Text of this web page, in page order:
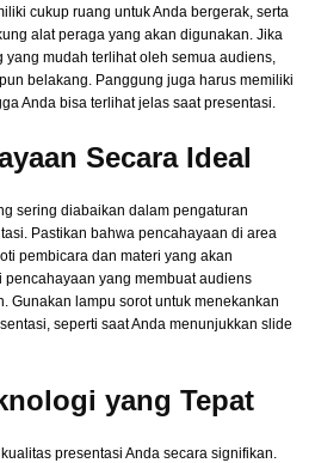
cukup ruang untuk Anda bergerak, serta
alat peraga yang akan digunakan. Jika
mudah terlihat oleh semua audiens,
belakang. Panggung juga harus memiliki
Anda bisa terlihat jelas saat presentasi.
Secara Ideal
sering diabaikan dalam pengaturan
Pastikan bahwa pencahayaan di area
pembicara dan materi yang akan
yang membuat audiens
Gunakan lampu sorot untuk menekankan
seperti saat Anda menunjukkan slide
yang Tepat
presentasi Anda secara signifikan.